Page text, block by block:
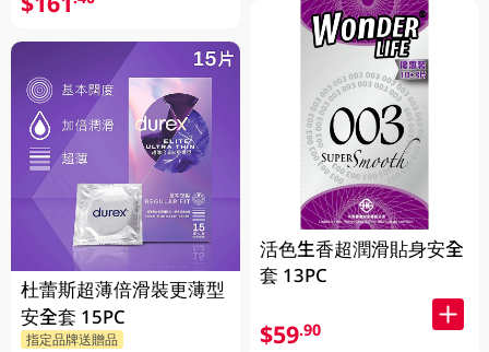
杜蕾斯超薄倍滑裝更薄型
安全套 15PC
指定品牌送贈品
活色生香超潤滑貼身安全
套 13PC
$59.90